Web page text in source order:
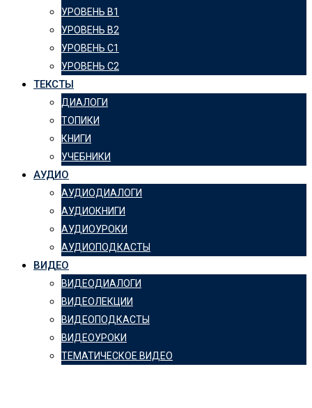
УРОВЕНЬ B1
УРОВЕНЬ B2
УРОВЕНЬ C1
УРОВЕНЬ C2
ТЕКСТЫ
ДИАЛОГИ
ТОПИКИ
КНИГИ
УЧЕБНИКИ
АУДИО
АУДИОДИАЛОГИ
АУДИОКНИГИ
АУДИОУРОКИ
АУДИОПОДКАСТЫ
ВИДЕО
ВИДЕОДИАЛОГИ
ВИДЕОЛЕКЦИИ
ВИДЕОПОДКАСТЫ
ВИДЕОУРОКИ
ТЕМАТИЧЕСКОЕ ВИДЕО